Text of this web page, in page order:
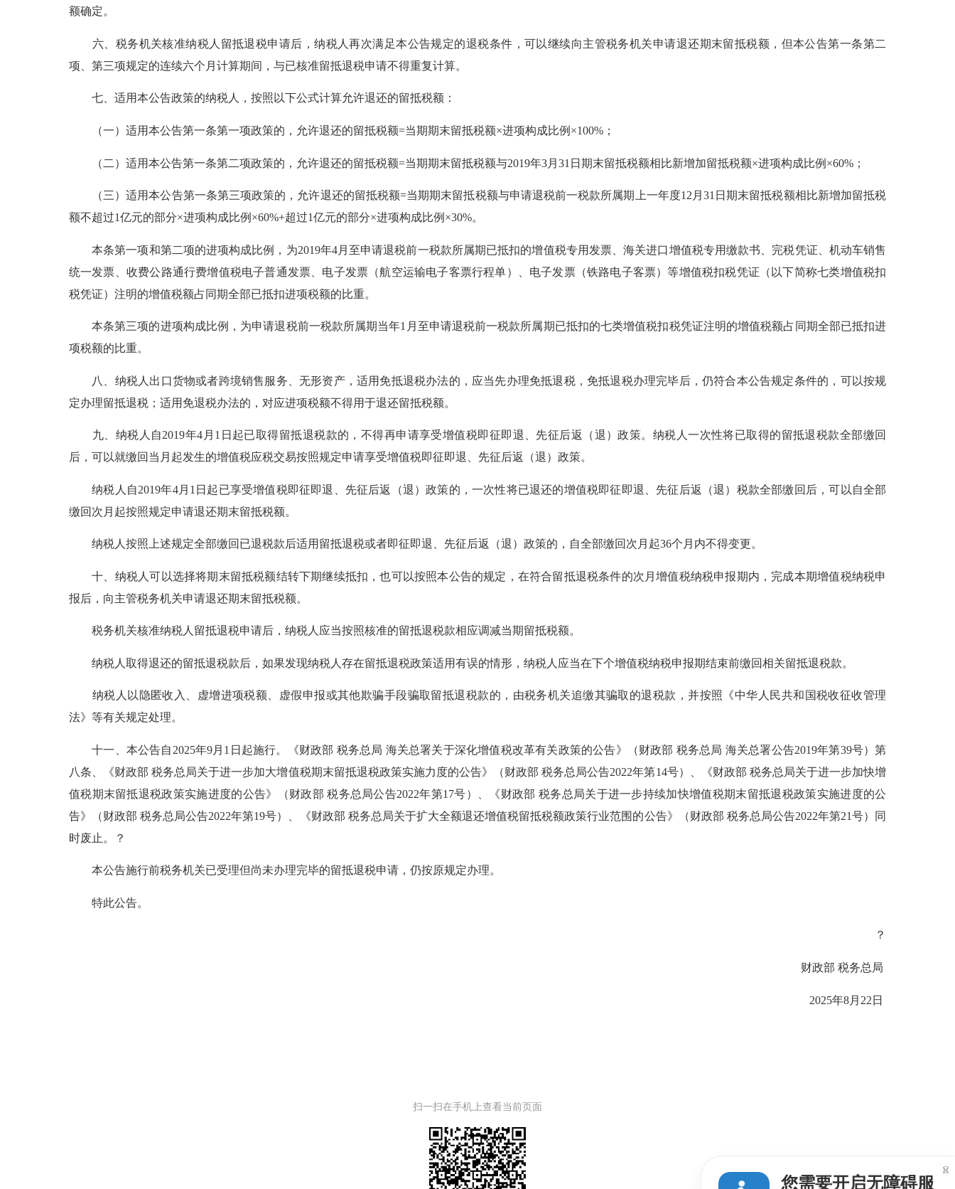
额确定。
六、税务机关核准纳税人留抵退税申请后，纳税人再次满足本公告规定的退税条件，可以继续向主管税务机关申请退还期末留抵税额，但本公告第一条第二
项、第三项规定的连续六个月计算期间，与已核准留抵退税申请不得重复计算。
七、适用本公告政策的纳税人，按照以下公式计算允许退还的留抵税额：
（一）适用本公告第一条第一项政策的，允许退还的留抵税额=当期期末留抵税额×进项构成比例×100%；
（二）适用本公告第一条第二项政策的，允许退还的留抵税额=当期期末留抵税额与2019年3月31日期末留抵税额相比新增加留抵税额×进项构成比例×60%；
（三）适用本公告第一条第三项政策的，允许退还的留抵税额=当期期末留抵税额与申请退税前一税款所属期上一年度12月31日期末留抵税额相比新增加留抵税
额不超过1亿元的部分×进项构成比例×60%+超过1亿元的部分×进项构成比例×30%。
本条第一项和第二项的进项构成比例，为2019年4月至申请退税前一税款所属期已抵扣的增值税专用发票、海关进口增值税专用缴款书、完税凭证、机动车销售
统一发票、收费公路通行费增值税电子普通发票、电子发票（航空运输电子客票行程单）、电子发票（铁路电子客票）等增值税扣税凭证（以下简称七类增值税扣
税凭证）注明的增值税额占同期全部已抵扣进项税额的比重。
本条第三项的进项构成比例，为申请退税前一税款所属期当年1月至申请退税前一税款所属期已抵扣的七类增值税扣税凭证注明的增值税额占同期全部已抵扣进
项税额的比重。
八、纳税人出口货物或者跨境销售服务、无形资产，适用免抵退税办法的，应当先办理免抵退税，免抵退税办理完毕后，仍符合本公告规定条件的，可以按规
定办理留抵退税；适用免退税办法的，对应进项税额不得用于退还留抵税额。
九、纳税人自2019年4月1日起已取得留抵退税款的，不得再申请享受增值税即征即退、先征后返（退）政策。纳税人一次性将已取得的留抵退税款全部缴回
后，可以就缴回当月起发生的增值税应税交易按照规定申请享受增值税即征即退、先征后返（退）政策。
纳税人自2019年4月1日起已享受增值税即征即退、先征后返（退）政策的，一次性将已退还的增值税即征即退、先征后返（退）税款全部缴回后，可以自全部
缴回次月起按照规定申请退还期末留抵税额。
纳税人按照上述规定全部缴回已退税款后适用留抵退税或者即征即退、先征后返（退）政策的，自全部缴回次月起36个月内不得变更。
十、纳税人可以选择将期末留抵税额结转下期继续抵扣，也可以按照本公告的规定，在符合留抵退税条件的次月增值税纳税申报期内，完成本期增值税纳税申
报后，向主管税务机关申请退还期末留抵税额。
税务机关核准纳税人留抵退税申请后，纳税人应当按照核准的留抵退税款相应调减当期留抵税额。
纳税人取得退还的留抵退税款后，如果发现纳税人存在留抵退税政策适用有误的情形，纳税人应当在下个增值税纳税申报期结束前缴回相关留抵退税款。
纳税人以隐匿收入、虚增进项税额、虚假申报或其他欺骗手段骗取留抵退税款的，由税务机关追缴其骗取的退税款，并按照
《中华人民共和国税收征收管理
法》 等有关规定处理。
十一、本公告自2025年9月1日起施行。 《财政部 税务总局 海关总署关于深化增值税改革有关政策的公告》
（财政部 税务总局 海关总署公告2019年第39号）第
八条、
《财政部 税务总局关于进一步加大增值税期末留抵退税政策实施力度的公告》 （财政部 税务总局公告2022年第14号）、
《财政部 税务总局关于进一步加快增
值税期末留抵退税政策实施进度的公告》
（财政部 税务总局公告2022年第17号）、
《财政部 税务总局关于进一步持续加快增值税期末留抵退税政策实施进度的公
告》
（财政部 税务总局公告2022年第19号）、 《财政部 税务总局关于扩大全额退还增值税留抵税额政策行业范围的公告》
（财政部 税务总局公告2022年第21号）同
时废止。？
本公告施行前税务机关已受理但尚未办理完毕的留抵退税申请，仍按原规定办理。
特此公告。
？
财政部 税务总局
2025年8月22日
扫一扫在手机上查看当前页面
您需要开启无障碍服
